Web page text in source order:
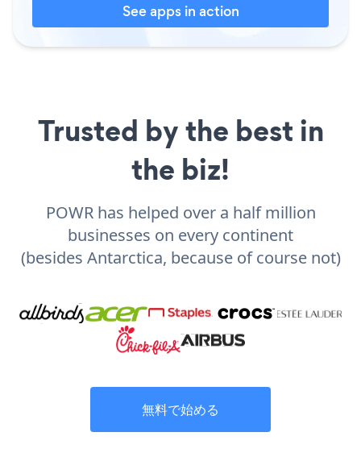
See apps in action
Trusted by the best in
the biz!
POWR has helped over a half million
businesses on every continent
(besides Antarctica, because of course not)
無料で始める